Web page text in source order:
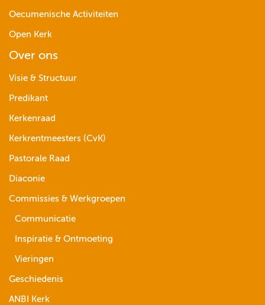
Oecumenische Activiteiten
Open Kerk
Over ons
Visie & Structuur
Predikant
Kerkenraad
Kerkrentmeesters (CvK)
Pastorale Raad
Diaconie
Commissies & Werkgroepen
Communicatie
Inspiratie & Ontmoeting
Vieringen
Geschiedenis
ANBI Kerk